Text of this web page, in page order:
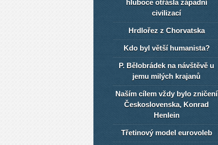
hluboce otřásla západní
civilizací
Hrdlořez z Chorvatska
Kdo byl větší humanista?
P. Bělobrádek na návštěvě u
jemu milých krajanů
Naším cílem vždy bylo zničení
Československa, Konrad
Henlein
Třetinový model eurovoleb